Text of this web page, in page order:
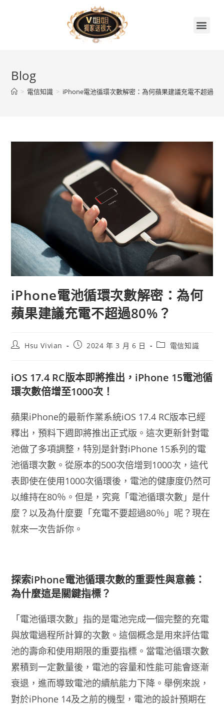
Blog
> 電信知識 > iPhone電池循環次數解密：為何蘋果建議充電不超過
iPhone電池循環次數解密：為何
蘋果建議充電不超過80%？
Hsu Vivian 2024 年 3 月 6 日 電信知識
iOS 17.4 RC版本即將推出，iPhone 15電池循
環次數倍增至1000次！
蘋果iPhone的最新作業系統iOS 17.4 RC版本已經
釋出，預料下週即將推出正式版。這次更新針對電
池做了多項調整，特別是針對iPhone 15系列的電
池循環次數。從原本的500次倍增到1000次，這代
表即使在使用1000次循環後，電池的健康度仍然可
以維持在80％。但是，究竟「電池循環次數」是什
麼？以及為什麼要「充電不要超過80％」呢？現在
就來一次告訴你。
探索iPhone電池循環次數的重要性與意義：
為什麼這是關鍵指標？
「電池循環次數」指的是電池完成一個完整的充電
與放電過程所計算的次數。這個概念是用來評估電
池的壽命和使用期限的重要指標。當電池循環次數
累積到一定數量後，電池的容量和性能可能會逐漸
衰退，進而導致電池的續航能力下降。舉例來說，
對於iPhone 14及之前的機型，電池的設計預期在